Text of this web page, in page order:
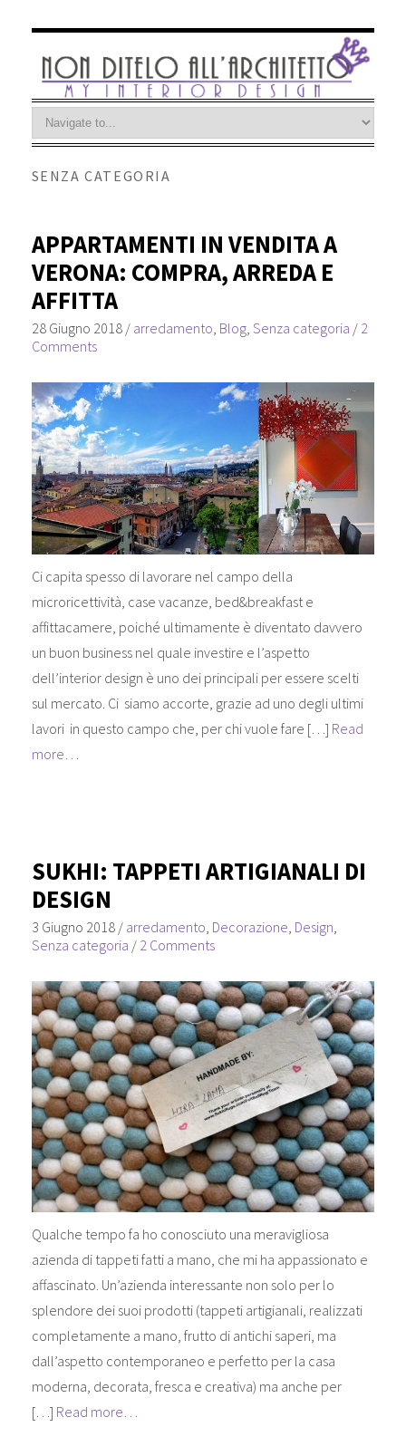
SENZA CATEGORIA
APPARTAMENTI IN VENDITA A
VERONA: COMPRA, ARREDA E
AFFITTA
28 Giugno 2018/ arredamento Blog, Senza categoria / 2
Comments
Ci capita spesso di lavorare nel campo della
microricettività, case vacanze, bed&breakfast e
affittacamere, poiché ultimamente è diventato davvero
un buon business nel quale investire e l’aspetto
dell’interior design è uno dei principali per essere scelti
sul mercato. Ci siamo accorte, grazie ad uno degli ultimi
lavori in questo campo che, per chi vuole fare […] Read
more…
SUKHI: TAPPETI ARTIGIANALI DI
DESIGN
3 Giugno 2018/ arredamento, Decorazione, Design,
Senza categoria / 2 Comments
Qualche tempo fa ho conosciuto una meravigliosa
azienda di tappeti fatti a mano, che mi ha appassionato e
affascinato. Un’azienda interessante non solo per lo
splendore dei suoi prodotti (tappeti artigianali, realizzati
completamente a mano, frutto di antichi saperi, ma
dall’aspetto contemporaneo e perfetto per la casa
moderna, decorata, fresca e creativa) ma anche per
[…] Read more…